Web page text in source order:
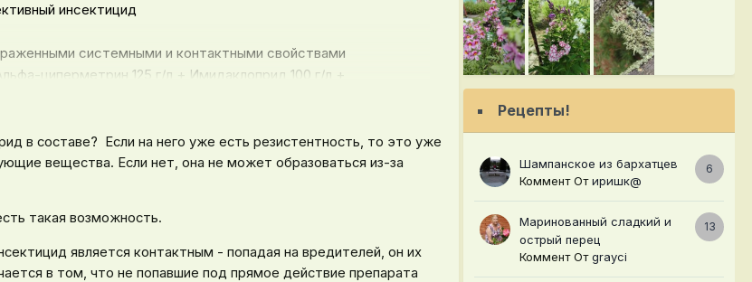
инсектицид
системными и контактными свойствами
циперметрин 125 г/л + Имидаклоприд 100 г/л +
в составе? Если на него уже есть резистентность, то это уже
вещества. Если нет, она не может образоваться из-за
такая возможность.
является контактным - попадая на вредителей, он их
в том, что не попавшие под прямое действие препарата
Рецепты!
6
Шампанское из бархатцев
Коммент Отиришк@
13
Маринованный сладкий и
острый перец
Коммент Отgrayci